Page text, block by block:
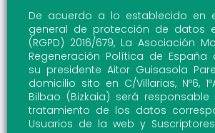
De acuerdo a lo establecido en
general de protección de datos
(RGPD) 2016/679, La Asociación
Regeneración Política de
su presidente Aitor Guisasola
domicilio sito en C/Villarias, Nº6,
Bilbao (Bizkaia) será responsable
tratamiento de los datos
Usuarios de la web y